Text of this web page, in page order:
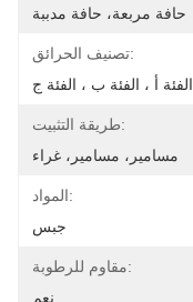
حافة مربعة، حافة مدببة
تصنيف الحرائق:
الفئة أ ، الفئة ب ، الفئة ج
طريقة التثبيت:
مسامير، مسامير، غراء
المواد:
جبس
مقاوم للرطوبة: